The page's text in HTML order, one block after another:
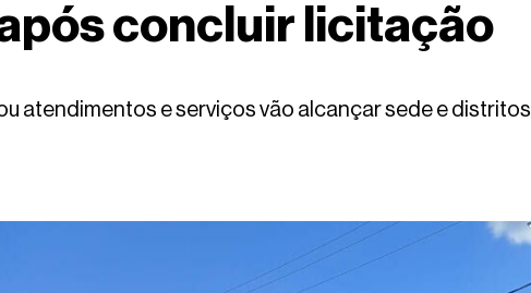
concluir licitação
atendimentos e serviços vão alcançar sede e distritos